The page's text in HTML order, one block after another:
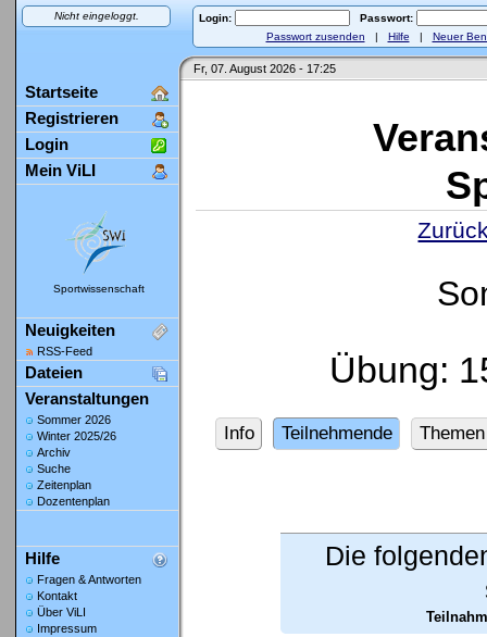
Nicht eingeloggt. Login:
Passwort:
Passwort zusenden | Hilfe | Neuer
Fr, 07. August 2026 - 17:25
Startseite
Registrieren
Login
Mein ViLI
Sportwissenschaft
Neuigkeiten
RSS-Feed
Dateien
Veranstaltungen
Sommer 2026
Winter 2025/26
Archiv
Suche
Zeitenplan
Dozentenplan
Hilfe
Fragen & Antworten
Kontakt
Über ViLI
Impressum
Übung:
Info Teilnehmende Themen
Die